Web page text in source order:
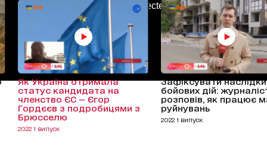
AdBlockDetected!
Як Україна отримала
статус кандидата на
членство ЄС — Єгор
Гордєєв з подробицями з
Брюсселю
2022 1 випуск
Зафіксувати наслідки
бойових дій:
розповів, як працює
руйнувань
2022 1 випуск